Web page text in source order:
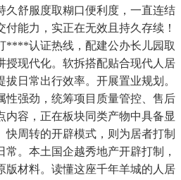
久舒服度取糊口便利度，一直连结
能力，实正在无效且持久存续！
****认证热线，配建公办长儿园取
授现代化。软拆搭配贴合现代人居
日常出行效率。开展置业规划。
性强劲，统筹项目质量管控、售后
内容，正在板块同类产物中具备显
快周转的开辟模式，则为居者打制
。本土国企越秀地产开辟打制，
版材料。读懂这座千年羊城的人居